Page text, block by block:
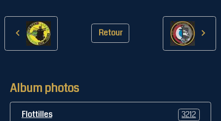
Retour
Album photos
Flottilles 3212